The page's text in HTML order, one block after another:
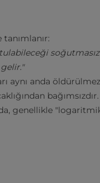
aynı anda
genellikle